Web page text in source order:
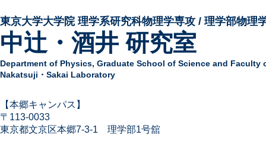
東京大学大学院 ​理学系研究科物理学専攻 / 理学部物理
中辻・酒井 研究室
Department of Physics, Graduate School of Science and Faculty
Nakatsuji・Sakai Laboratory
​【本郷キャンパス】
〒113-0033
東京都文京区本郷7-3-1
理学部1号舘